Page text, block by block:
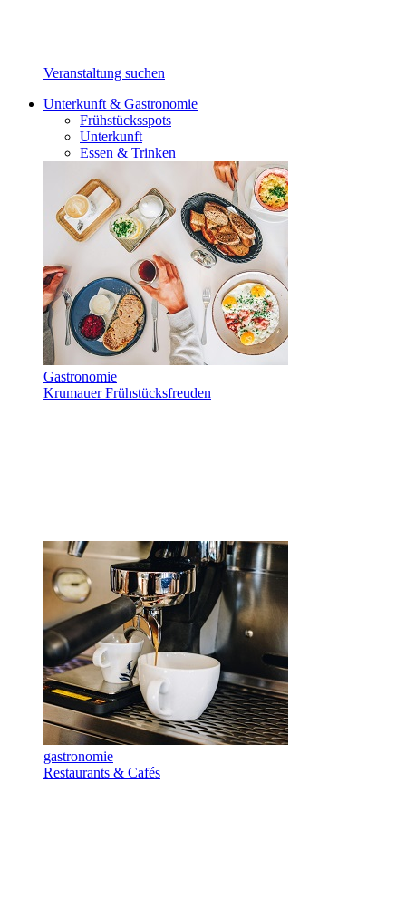
Veranstaltung suchen
Unterkunft & Gastronomie
Frühstücksspots
Unterkunft
Essen & Trinken
Gastronomie
Krumauer Frühstücksfreuden
gastronomie
Restaurants & Cafés